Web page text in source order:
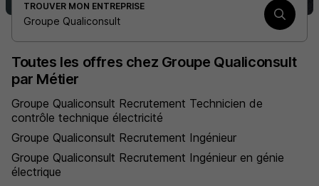
TROUVER MON ENTREPRISE
Groupe Qualiconsult
Toutes les offres chez Groupe Qualiconsult
par Métier
Groupe Qualiconsult Recrutement Technicien de
contrôle technique électricité
Groupe Qualiconsult Recrutement Ingénieur
Groupe Qualiconsult Recrutement Ingénieur en génie
électrique